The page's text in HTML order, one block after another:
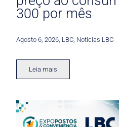
300 por mês
Agosto 6, 2026 LBC Noticias LBC
Leia mais